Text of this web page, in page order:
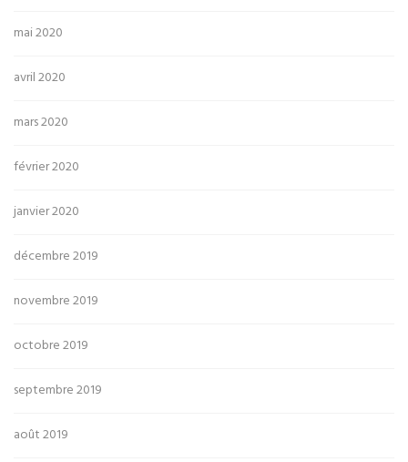
mai 2020
avril 2020
mars 2020
février 2020
janvier 2020
décembre 2019
novembre 2019
octobre 2019
septembre 2019
août 2019